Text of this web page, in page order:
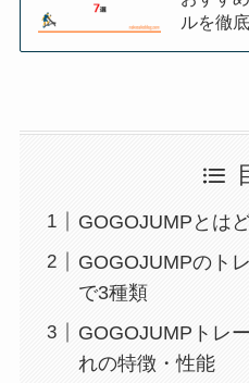
ルを徹
GOGOJUMPとは
GOGOJUMPのト
で3種類
GOGOJUMPトレ
れの特徴・性能